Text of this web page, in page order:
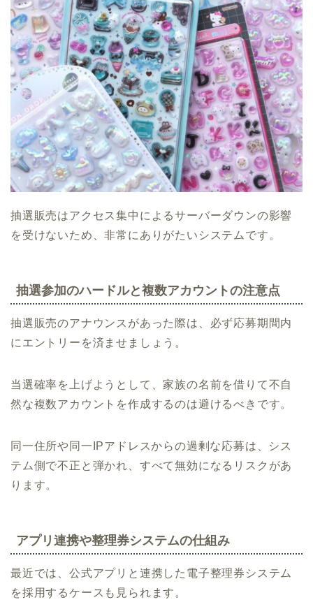
抽選販売はアクセス集中によるサーバーダウンの影響
を受けないため、非常にありがたいシステムです。
抽選参加のハードルと複数アカウントの注意点
抽選販売のアナウンスがあった際は、必ず応募期間内
にエントリーを済ませましょう。
当選確率を上げようとして、家族の名前を借りて不自
然な複数アカウントを作成するのは避けるべきです。
同一住所や同一IPアドレスからの過剰な応募は、シス
テム側で不正と弾かれ、すべて無効になるリスクがあ
ります。
アプリ連携や整理券システムの仕組み
最近では、公式アプリと連携した電子整理券システム
を採用するケースも見られます。